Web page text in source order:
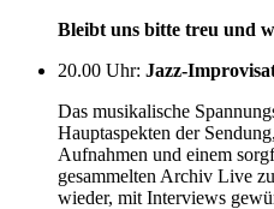
Bleibt uns bitte treu und
20.00 Uhr: Jazz-
Das musikalische
Hauptaspekten der
Aufnahmen und einem
gesammelten Archiv Live
wieder, mit Interviews